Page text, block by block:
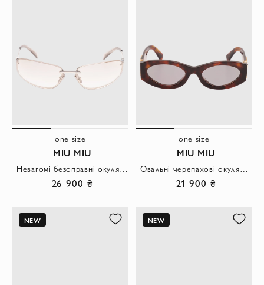
one size
MIU MIU
26 900 ₴
one size
MIU MIU
21 900 ₴
NEW NEW